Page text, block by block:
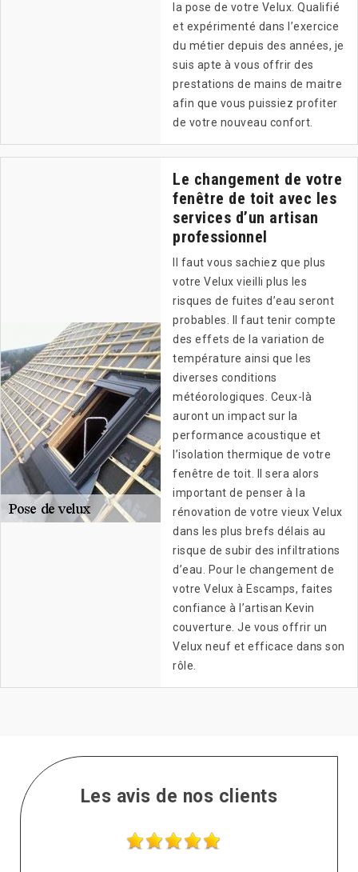
la pose de votre Velux. Qualifié
et expérimenté dans l’exercice
du métier depuis des années, je
suis apte à vous offrir des
prestations de mains de maitre
afin que vous puissiez profiter
de votre nouveau confort.
Le changement de votre
fenêtre de toit avec les
services d’un artisan
professionnel
Il faut vous sachiez que plus
votre Velux vieilli plus les
risques de fuites d’eau seront
probables. Il faut tenir compte
des effets de la variation de
température ainsi que les
diverses conditions
météorologiques. Ceux-là
auront un impact sur la
performance acoustique et
l’isolation thermique de votre
fenêtre de toit. Il sera alors
important de penser à la
rénovation de votre vieux Velux
dans les plus brefs délais au
risque de subir des infiltrations
d’eau. Pour le changement de
votre Velux à Escamps, faites
confiance à l’artisan Kevin
couverture. Je vous offrir un
Velux neuf et efficace dans son
rôle.
Les avis de nos clients